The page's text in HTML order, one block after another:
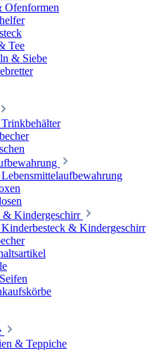
Ofenformen
Tee
& Siebe
& Kindergeschirr
& Kindergeschirr
& Teppiche